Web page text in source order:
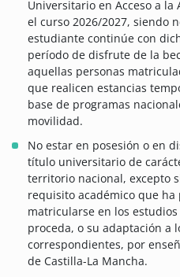
Universitario en Acceso a la
el curso 2026/2027, siendo
estudiante continúe con
período de disfrute de la
aquellas personas
que realicen estancias
base de programas
movilidad.
No estar en posesión o en
título universitario de
territorio nacional, excepto
requisito académico que
matricularse en los
proceda, o su adaptación a
correspondientes, por
de Castilla-La Mancha.